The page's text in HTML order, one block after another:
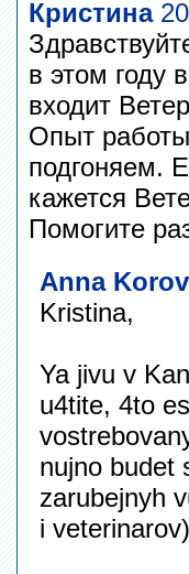
Кристина
в этом году
входит
Опыт работы
подгоняем.
кажется
Помогите
Anna
Kristina,
Ya jivu v
u4tite, 4to
nujno budet
zarubejnyh
i